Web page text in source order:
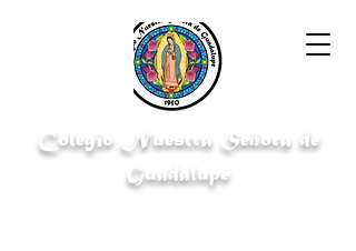
Colegio Nuestra Señora de
Guadalupe